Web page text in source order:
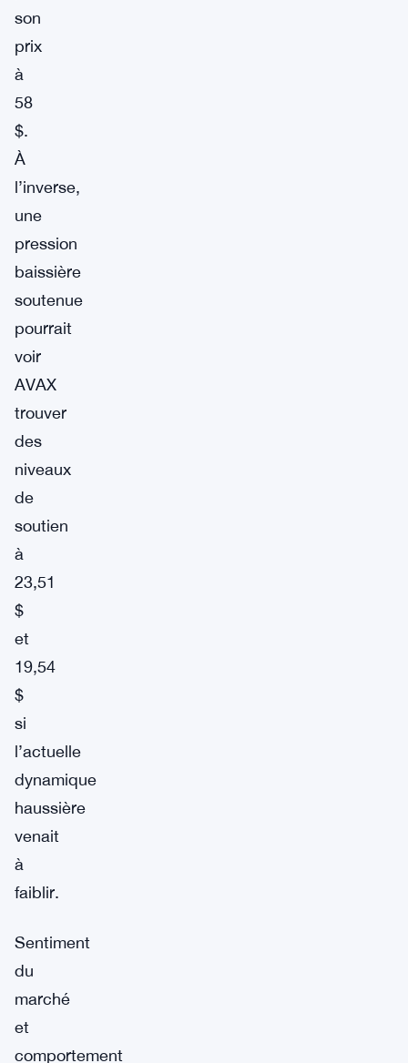
son
prix
à
58
$.
À
l’inverse,
une
pression
baissière
soutenue
pourrait
voir
AVAX
trouver
des
niveaux
de
soutien
à
23,51
$
et
19,54
$
si
l’actuelle
dynamique
haussière
venait
à
faiblir.
Sentiment
du
marché
et
comportement